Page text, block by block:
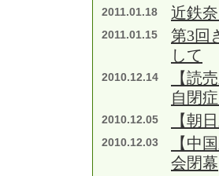
2011.01.18 近鉄
2011.01.15
第3回
して
2010.12.14
【読
自閉
2010.12.05 【朝
2010.12.03
【中
会閉幕